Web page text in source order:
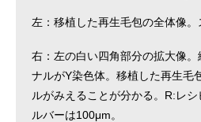
左：移植した再生毛包の全体像。
右：左の白い四角部分の拡大像
ナルがY染色体。移植した再生毛
ルがみえることが分かる。R:レ
ルバーは100μm。